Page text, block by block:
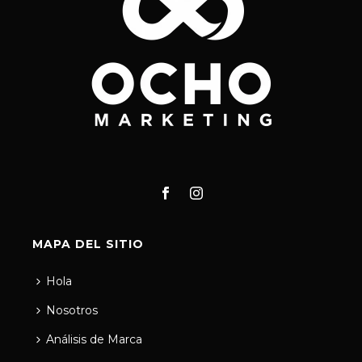
MAPA DEL SITIO
Hola
Nosotros
Análisis de Marca